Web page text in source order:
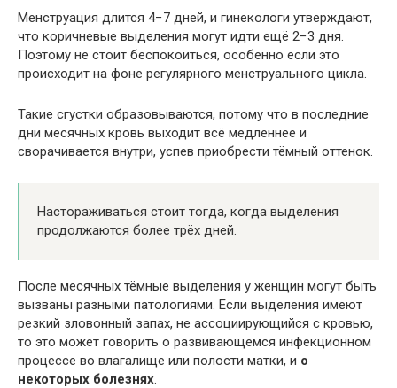
Менструация длится 4−7 дней, и гинекологи утверждают,
что коричневые выделения могут идти ещё 2−3 дня.
Поэтому не стоит беспокоиться, особенно если это
происходит на фоне регулярного менструального цикла.
Такие сгустки образовываются, потому что в последние
дни месячных кровь выходит всё медленнее и
сворачивается внутри, успев приобрести тёмный оттенок.
Настораживаться стоит тогда, когда выделения
продолжаются более трёх дней.
После месячных тёмные выделения у женщин могут быть
вызваны разными патологиями. Если выделения имеют
резкий зловонный запах, не ассоциирующийся с кровью,
то это может говорить о развивающемся инфекционном
процессе во влагалище или полости матки, и о
некоторых болезнях.